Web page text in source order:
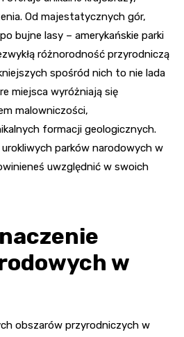
Od majestatycznych gór,
bujne lasy – amerykańskie parki
różnorodność przyrodniczą
spośród nich to nie lada
miejsca wyróżniają się
malowniczości,
formacji geologicznych.
parków narodowych w
uwzględnić w swoich
w
obszarów przyrodniczych w